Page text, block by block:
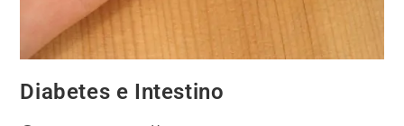
Diabetes e Intestino